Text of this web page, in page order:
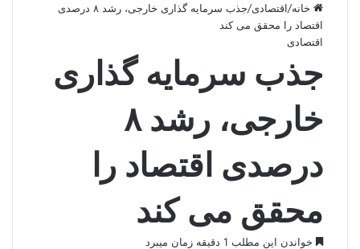
خانه/اقتصادی/
جذب سرمایه گذاری خارجی، رشد ۸ درصدی
اقتصاد را محقق می کند
اقتصادی
جذب سرمایه گذاری
خارجی، رشد ۸
درصدی اقتصاد را
محقق می کند
خواندن این مطلب 1 دقیقه زمان میبرد